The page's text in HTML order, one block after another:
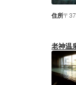
住所〒
老神温